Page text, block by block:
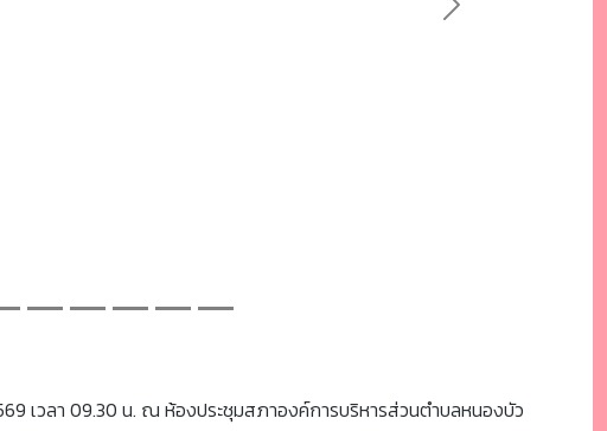
Next
เวลา 09.30 น. ณ ห้องประชุมสภาองค์การบริหารส่วนตำบลหนองบัว